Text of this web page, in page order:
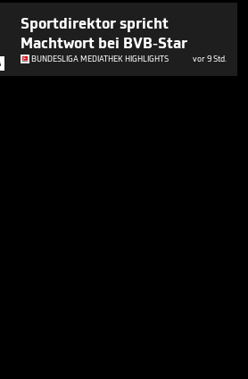
Sportdirektor spricht
Machtwort bei BVB-Star
BUNDESLIGA MEDIATHEK HIGHLIGHTS vor 9 Std.